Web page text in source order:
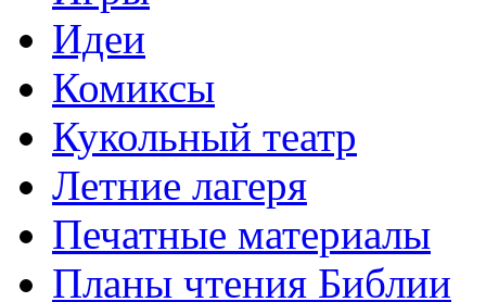
Идеи
Комиксы
Кукольный театр
Летние лагеря
Печатные материалы
Планы чтения Библии